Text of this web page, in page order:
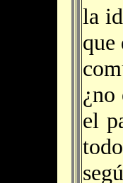
la
que
¿no
el